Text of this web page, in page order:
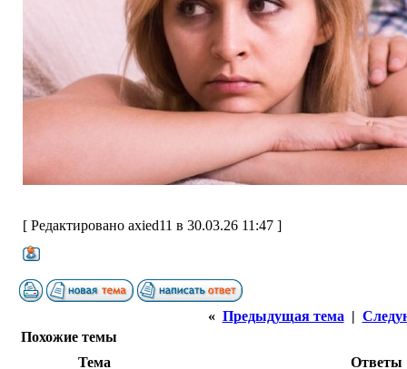
[ Редактировано axied11 в 30.03.26 11:47 ]
« Предыдущая тема |
Похожие темы
Тема
Ответы